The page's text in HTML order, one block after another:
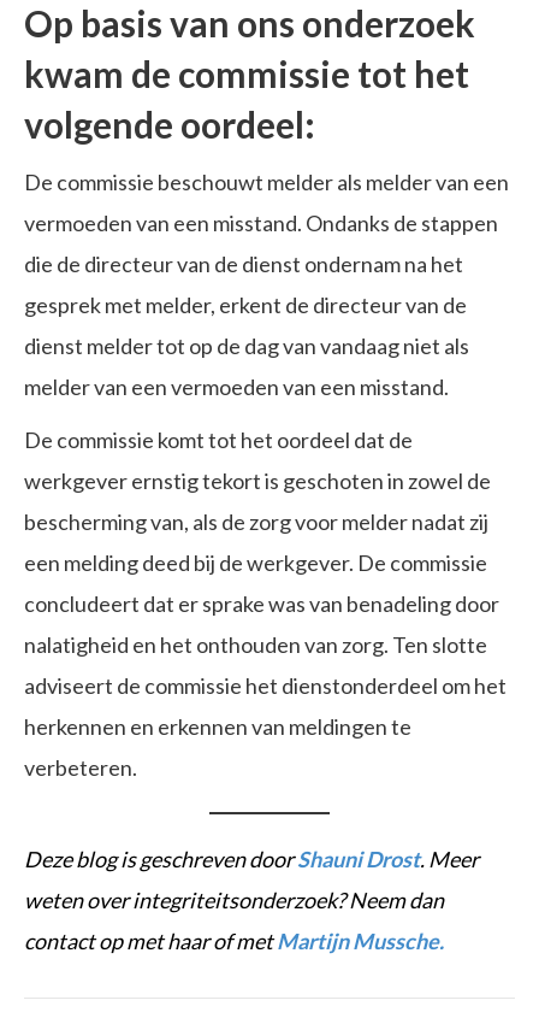
Op basis van ons onderzoek
kwam de commissie tot het
volgende oordeel:
De commissie beschouwt melder als melder van een
vermoeden van een misstand. Ondanks de stappen
die de directeur van de dienst ondernam na het
gesprek met melder, erkent de directeur van de
dienst melder tot op de dag van vandaag niet als
melder van een vermoeden van een misstand.
De commissie komt tot het oordeel dat de
werkgever ernstig tekort is geschoten in zowel de
bescherming van, als de zorg voor melder nadat zij
een melding deed bij de werkgever. De commissie
concludeert dat er sprake was van benadeling door
nalatigheid en het onthouden van zorg. Ten slotte
adviseert de commissie het dienstonderdeel om het
herkennen en erkennen van meldingen te
verbeteren.
Deze blog is geschreven doorShauni Drost. Meer
weten over integriteitsonderzoek? Neem dan
contact op met haar of metMartijn Mussche.